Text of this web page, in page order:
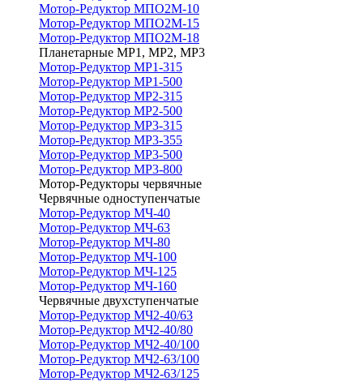
Мотор-Редуктор МПО2М-10
Мотор-Редуктор МПО2М-15
Мотор-Редуктор МПО2М-18
Планетарные МР1, МР2, МР3
Мотор-Редуктор МР1-315
Мотор-Редуктор МР1-500
Мотор-Редуктор МР2-315
Мотор-Редуктор МР2-500
Мотор-Редуктор МР3-315
Мотор-Редуктор МР3-355
Мотор-Редуктор МР3-500
Мотор-Редуктор МР3-800
Мотор-Редукторы червячные
Червячные одноступенчатые
Мотор-Редуктор МЧ-40
Мотор-Редуктор МЧ-63
Мотор-Редуктор МЧ-80
Мотор-Редуктор МЧ-100
Мотор-Редуктор МЧ-125
Мотор-Редуктор МЧ-160
Червячные двухступенчатые
Мотор-Редуктор МЧ2-40/63
Мотор-Редуктор МЧ2-40/80
Мотор-Редуктор МЧ2-40/100
Мотор-Редуктор МЧ2-63/100
Мотор-Редуктор МЧ2-63/125